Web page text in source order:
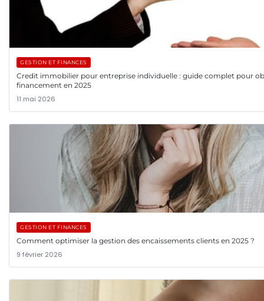
GESTION ET FINANCES
Credit immobilier pour entreprise individuelle : guide complet pour
financement en 2025
11 mai 2026
GESTION ET FINANCES
Comment optimiser la gestion des encaissements clients en 2025 ?
9 février 2026